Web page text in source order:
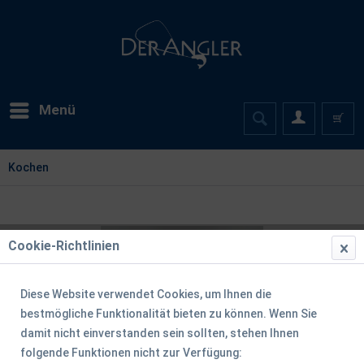
Menü
Kochen
Cookie-Richtlinien
Diese Website verwendet Cookies, um Ihnen die
bestmögliche Funktionalität bieten zu können. Wenn Sie
damit nicht einverstanden sein sollten, stehen Ihnen
folgende Funktionen nicht zur Verfügung: